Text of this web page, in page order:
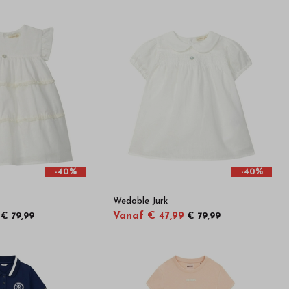
-40%
€ 79,99
-40%
Wedoble Jurk
Vanaf € 47,99 € 79,99